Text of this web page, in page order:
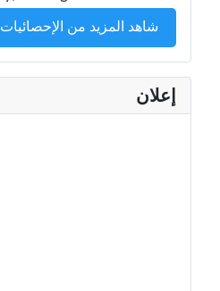
شاهد المزيد من الإحصائيات
إعلان